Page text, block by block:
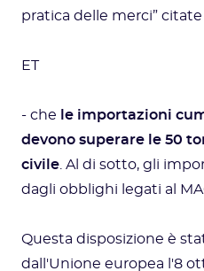
pratica delle merci” citate
ET
- che
le importazioni
devono superare le 50
civile . Al di sotto, gli
dagli obblighi legati al
Questa disposizione è
dall'Unione europea l'8